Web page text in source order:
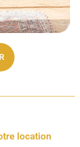
location